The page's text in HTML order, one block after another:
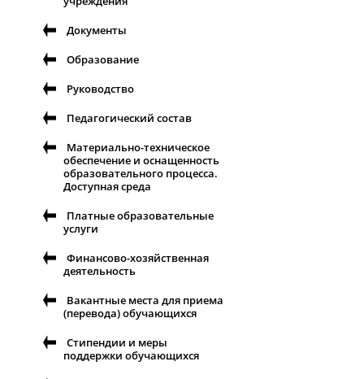
Документы
Образование
Руководство
Педагогический состав
Материально-техническое
обеспечение и оснащенность
образовательного процесса.
Доступная среда
Платные образовательные
услуги
Финансово-хозяйственная
деятельность
Вакантные места для приема
(перевода) обучающихся
Стипендии и меры
поддержки обучающихся